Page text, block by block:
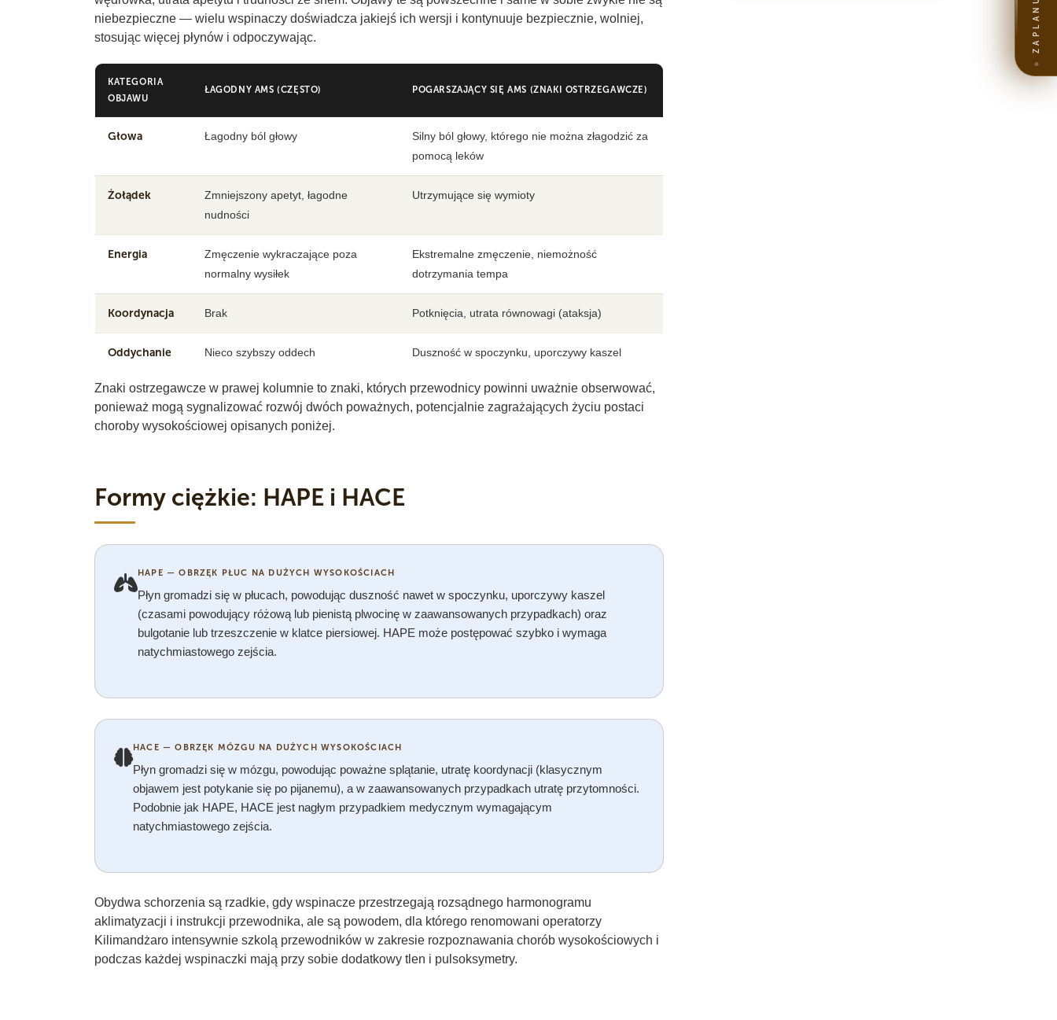
niebezpieczne — wielu wspinaczy doświadcza jakiejś ich wersji i kontynuuje bezpiecznie, wolniej,
stosując więcej płynów i odpoczywając.
KATEGORIA
OBJAWU
ŁAGODNY AMS (CZĘSTO) POGARSZAJĄCY SIĘ AMS (ZNAKI OSTRZEGAWCZE)
Głowa Łagodny ból głowy
Silny ból głowy, którego nie można złagodzić za
pomocą leków
Żołądek
Zmniejszony apetyt, łagodne
nudności
Utrzymujące się wymioty
Energia
Zmęczenie wykraczające poza
normalny wysiłek
Ekstremalne zmęczenie, niemożność
dotrzymania tempa
Koordynacja Brak Potknięcia, utrata równowagi (ataksja)
Oddychanie Nieco szybszy oddech Duszność w spoczynku, uporczywy kaszel
Znaki ostrzegawcze w prawej kolumnie to znaki, których przewodnicy powinni uważnie obserwować,
ponieważ mogą sygnalizować rozwój dwóch poważnych, potencjalnie zagrażających życiu postaci
choroby wysokościowej opisanych poniżej.
Formy ciężkie: HAPE i HACE
HAPE — OBRZĘK PŁUC NA DUŻYCH WYSOKOŚCIACH
Płyn gromadzi się w płucach, powodując duszność nawet w spoczynku, uporczywy kaszel
(czasami powodujący różową lub pienistą plwocinę w zaawansowanych przypadkach) oraz
bulgotanie lub trzeszczenie w klatce piersiowej. HAPE może postępować szybko i wymaga
natychmiastowego zejścia.
HACE — OBRZĘK MÓZGU NA DUŻYCH WYSOKOŚCIACH
Płyn gromadzi się w mózgu, powodując poważne splątanie, utratę koordynacji (klasycznym
objawem jest potykanie się po pijanemu), a w zaawansowanych przypadkach utratę przytomności.
Podobnie jak HAPE, HACE jest nagłym przypadkiem medycznym wymagającym
natychmiastowego zejścia.
Obydwa schorzenia są rzadkie, gdy wspinacze przestrzegają rozsądnego harmonogramu
aklimatyzacji i instrukcji przewodnika, ale są powodem, dla którego renomowani operatorzy
Kilimandżaro intensywnie szkolą przewodników w zakresie rozpoznawania chorób wysokościowych i
podczas każdej wspinaczki mają przy sobie dodatkowy tlen i pulsoksymetry.